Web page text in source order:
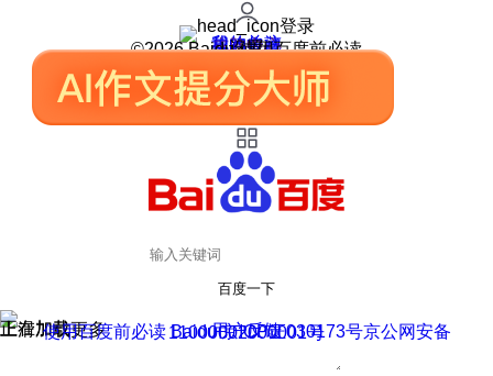
登录
我的关注
我的收藏
皮肤中心
用户反馈
设置
©2026 Baidu 使用百度前必读
百度一下
正在加载
上滑加载更多 用户反馈
使用百度前必读 Baidu 京ICP证030173号
京公网安备11000002000001号